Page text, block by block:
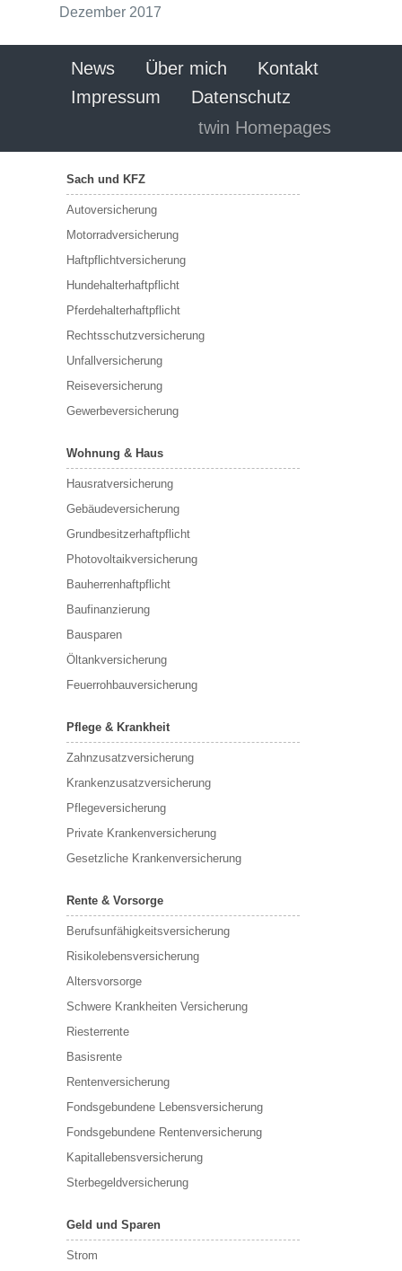
Dezember 2017
News Über mich
Kontakt
Impressum
Datenschutz
twin Homepages
Sach und KFZ
Autoversicherung
Motorradversicherung
Haftpflichtversicherung
Hundehalterhaftpflicht
Pferdehalterhaftpflicht
Rechtsschutzversicherung
Unfallversicherung
Reiseversicherung
Gewerbeversicherung
Wohnung & Haus
Hausratversicherung
Gebäudeversicherung
Grundbesitzerhaftpflicht
Photovoltaikversicherung
Bauherrenhaftpflicht
Baufinanzierung
Bausparen
Öltankversicherung
Feuerrohbauversicherung
Pflege & Krankheit
Zahnzusatzversicherung
Krankenzusatzversicherung
Pflegeversicherung
Private Krankenversicherung
Gesetzliche Krankenversicherung
Rente & Vorsorge
Berufs­unfähigkeitsversicherung
Risikolebensversicherung
Altersvorsorge
Schwere Krankheiten Versicherung
Riesterrente
Basisrente
Rentenversicherung
Fondsgebundene Lebensversicherung
Fondsgebundene Rentenversicherung
Kapitallebensversicherung
Sterbegeldversicherung
Geld und Sparen
Strom